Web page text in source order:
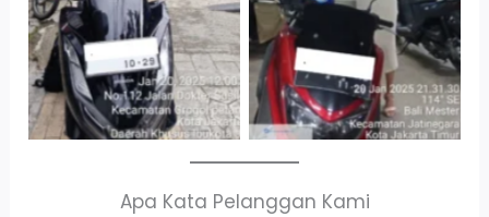
Apa Kata Pelanggan Kami